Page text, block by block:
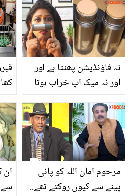
سیرم آپ کے لئے بہتر ہے؟
اور یہ کس طرح استعمال
کرنا ہے
نہ فاؤنڈیشن پھٹتا ہے اور
اور نہ میک اپ خراب ہوتا
سی اسٹک چہرے پر لگانے
سے میک اپ 6 گھنٹے تک
خراب نہیں ہوتا ؟ آج ہی
خرید لائیں
مرحوم امان اللہ کو پانی
پینے سے کیوں روکتے تھے..